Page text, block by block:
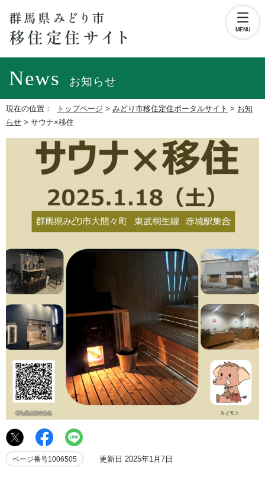
MENU
News お知らせ
現在の位置： トップページ > みどり市移住定住ポータルサイト > お知
らせ > サウナ×移住
ページ番号1006505 更新日 2025年1月7日